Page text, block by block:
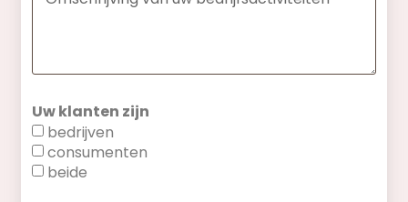
Uw klanten zijn
bedrijven
consumenten
beide